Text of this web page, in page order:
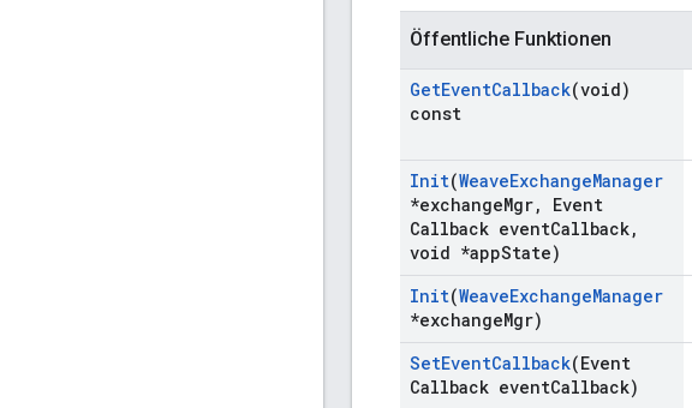
Öffentliche Funktionen
GetEventCallback(void)
const
Init(WeaveExchangeManager
*exchangeMgr,
Event
Callback eventCallback,
void *appState)
Init(WeaveExchangeManager
*exchangeMgr)
SetEventCallback(Event
Callback eventCallback)